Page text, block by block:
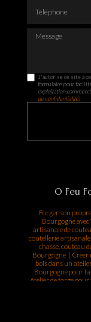
Message
J'autorise ce site à
formulaire pour
exploitation
de confidentialité)
O Feu
Forger son
Bourgogne
artisanale de
coutellerie
chasse, couteau
Bourgogne| Créer
bois dans un
Bourgogne pour
Atelier de forge